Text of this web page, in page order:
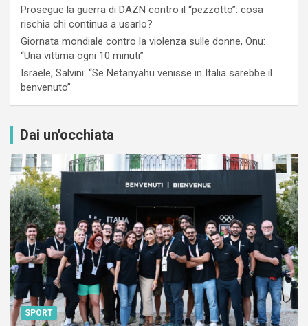
Prosegue la guerra di DAZN contro il “pezzotto”: cosa
rischia chi continua a usarlo?
Giornata mondiale contro la violenza sulle donne, Onu:
“Una vittima ogni 10 minuti”
Israele, Salvini: “Se Netanyahu venisse in Italia sarebbe il
benvenuto”
Dai un'occhiata
SPORT